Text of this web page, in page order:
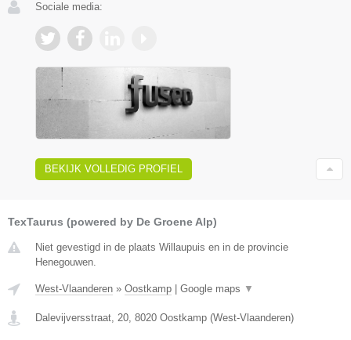
Sociale media:
BEKIJK VOLLEDIG PROFIEL
TexTaurus (powered by De Groene Alp)
Niet gevestigd in de plaats Willaupuis en in de provincie
Henegouwen.
West-Vlaanderen » Oostkamp Google maps ▼
Dalevijversstraat, 20, 8020 Oostkamp (West-Vlaanderen)